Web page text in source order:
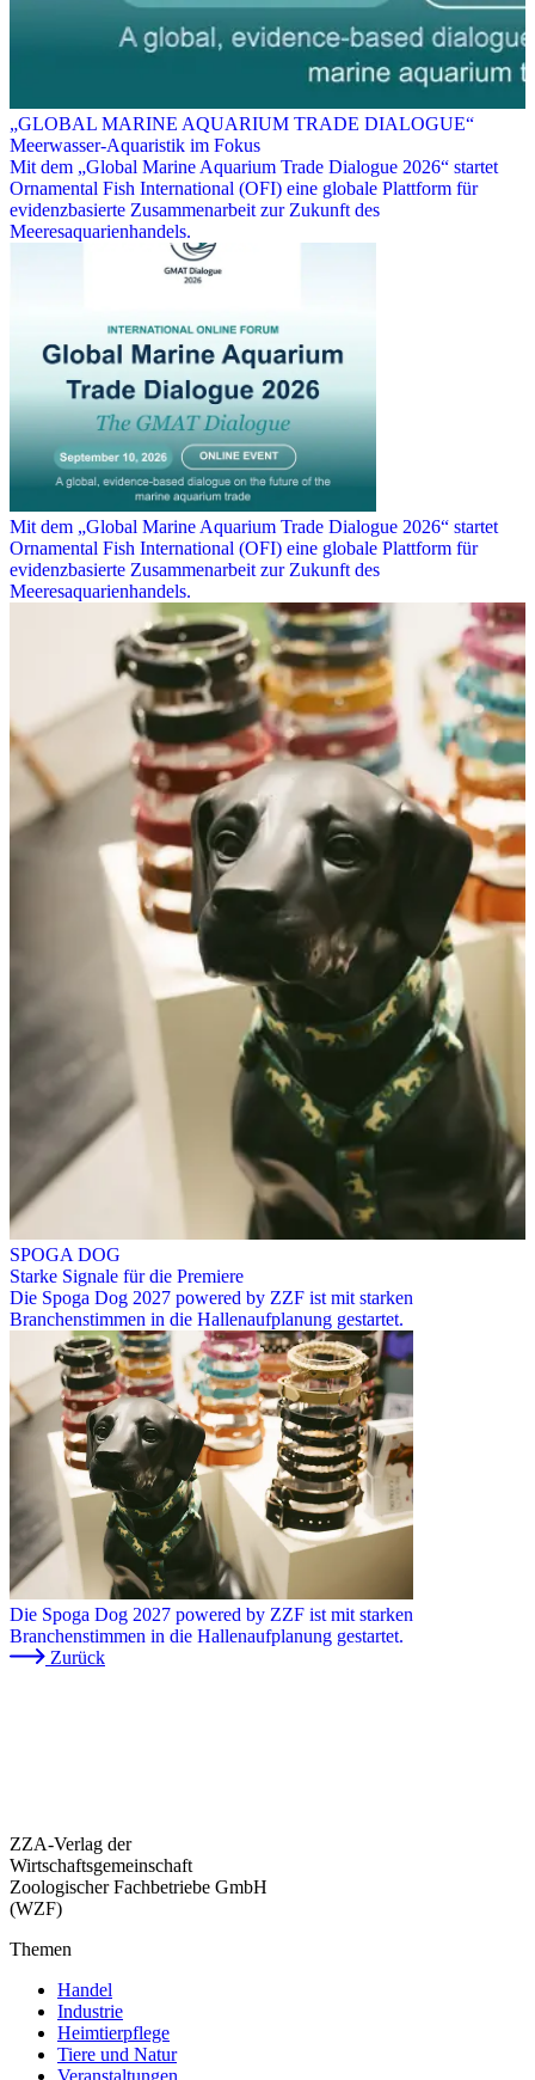
„GLOBAL MARINE AQUARIUM TRADE DIALOGUE“
Meerwasser-Aquaristik im Fokus
Mit dem „Global Marine Aquarium Trade Dialogue 2026“ startet
Ornamental Fish International (OFI) eine globale Plattform für
evidenzbasierte Zusammenarbeit zur Zukunft des
Meeresaquarienhandels.
Mit dem „Global Marine Aquarium Trade Dialogue 2026“ startet
Ornamental Fish International (OFI) eine globale Plattform für
evidenzbasierte Zusammenarbeit zur Zukunft des
Meeresaquarienhandels.
SPOGA DOG
Starke Signale für die Premiere
Die Spoga Dog 2027 powered by ZZF ist mit starken
Branchenstimmen in die Hallenaufplanung gestartet.
Die Spoga Dog 2027 powered by ZZF ist mit starken
Branchenstimmen in die Hallenaufplanung gestartet.
Zurück
ZZA-Verlag der
Wirtschaftsgemeinschaft
Zoologischer Fachbetriebe GmbH
(WZF)
Themen
Handel
Industrie
Heimtierpflege
Tiere und Natur
Veranstaltungen